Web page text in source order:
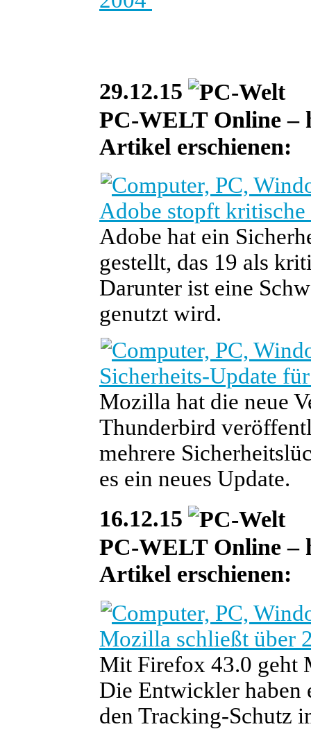
29.12.15
PC-WELT Online –
Artikel erschienen:
Adobe stopft
Adobe hat ein
gestellt, das 19 als
Darunter ist eine
genutzt wird.
Sicherheits-Update
Mozilla hat die neue
Thunderbird
mehrere
es ein neues Update.
16.12.15
PC-WELT Online –
Artikel erschienen:
Mozilla schließt über
Mit Firefox 43.0 geht
Die Entwickler haben
den Tracking-Schutz